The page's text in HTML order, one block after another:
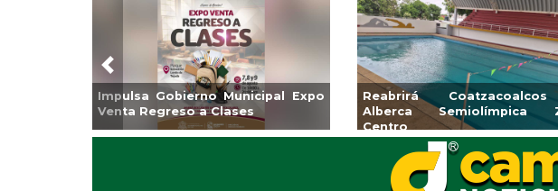
Municipal Expo
Reabrirá Coatzacoalcos la
Alberca Semiolímpica Zona
Centro
Invita
a
Viva”
Previous